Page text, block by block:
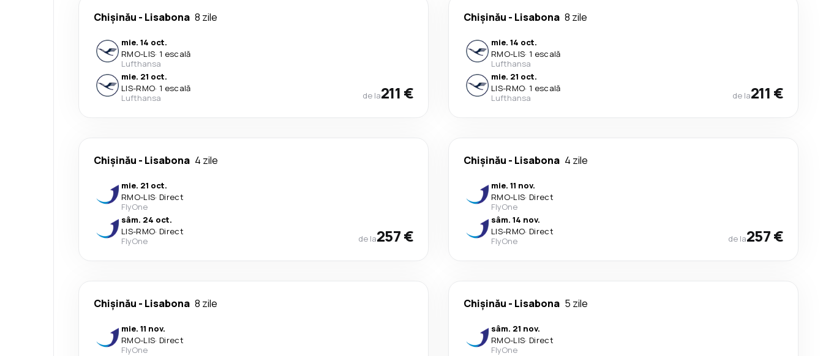
Chișinău - Lisabona 8 zile
mie. 14 oct.
RMO-LIS· 1 escală
Lufthansa
mie. 21 oct.
LIS-RMO· 1 escală
Lufthansa
de la211 €
Chișinău - Lisabona 8 zile
mie. 14 oct.
RMO-LIS· 1 escală
Lufthansa
mie. 21 oct.
LIS-RMO· 1 escală
Lufthansa
de la211 €
Chișinău - Lisabona 4 zile
mie. 21 oct.
RMO-LIS· Direct
FlyOne
sâm. 24 oct.
LIS-RMO· Direct
FlyOne
de la257 €
Chișinău - Lisabona 4 zile
mie. 11 nov.
RMO-LIS· Direct
FlyOne
sâm. 14 nov.
LIS-RMO· Direct
FlyOne
de la257 €
Chișinău - Lisabona 8 zile
mie. 11 nov.
RMO-LIS· Direct
FlyOne
Chișinău - Lisabona 5 zile
sâm. 21 nov.
RMO-LIS· Direct
FlyOne